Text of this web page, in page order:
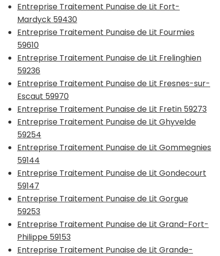
Entreprise Traitement Punaise de Lit Fort-
Mardyck 59430
Entreprise Traitement Punaise de Lit Fourmies
59610
Entreprise Traitement Punaise de Lit Frelinghien
59236
Entreprise Traitement Punaise de Lit Fresnes-sur-
Escaut 59970
Entreprise Traitement Punaise de Lit Fretin 59273
Entreprise Traitement Punaise de Lit Ghyvelde
59254
Entreprise Traitement Punaise de Lit Gommegnies
59144
Entreprise Traitement Punaise de Lit Gondecourt
59147
Entreprise Traitement Punaise de Lit Gorgue
59253
Entreprise Traitement Punaise de Lit Grand-Fort-
Philippe 59153
Entreprise Traitement Punaise de Lit Grande-